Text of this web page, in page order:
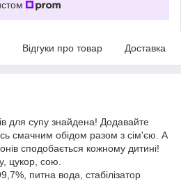
Відгуки про товар Доставка
для супу знайдена! Додавайте
смачним обідом разом з сім'єю. А
сподобається кожному дитині!
цукор, сою.
питна вода, стабілізатор